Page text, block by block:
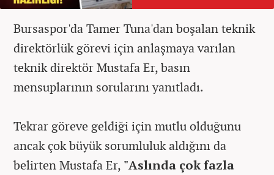
Bursaspor'da Tamer Tuna'dan boşalan teknik
direktörlük görevi için anlaşmaya varılan
teknik direktör Mustafa Er, basın
mensuplarının sorularını yanıtladı.
Tekrar göreve geldiği için mutlu olduğunu
ancak çok büyük sorumluluk aldığını da
belirten Mustafa Er, "Aslında çok fazla